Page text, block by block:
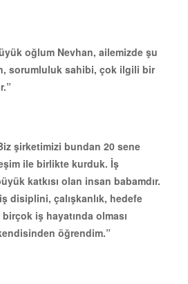
oğlum Nevhan, ailemizde şu
sorumluluk sahibi, çok ilgili bir
şirketimizi bundan 20 sene
ile birlikte kurduk. İş
katkısı olan insan babamdır.
disiplini, çalışkanlık, hedefe
iş hayatında olması
öğrendim.”